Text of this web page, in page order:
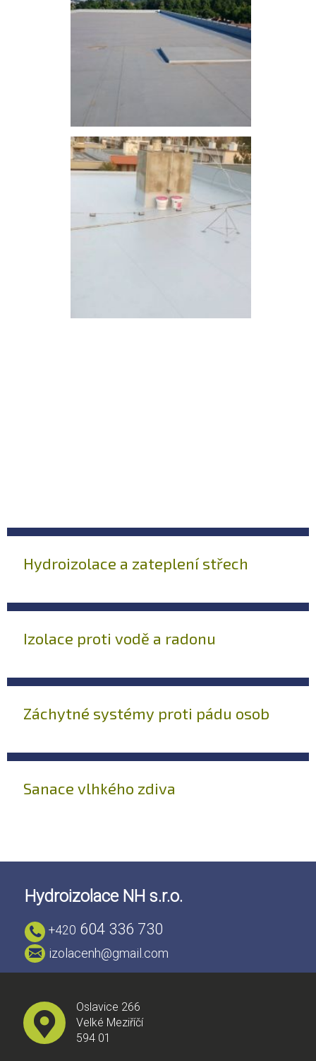
Hydroizolace a zateplení střech
Izolace proti vodě a radonu
Záchytné systémy proti pádu osob
Sanace vlhkého zdiva
Hydroizolace NH s.r.o.
+420 604 336 730
izolacenh@gmail.com
Oslavice 266
Velké Meziříčí
594 01